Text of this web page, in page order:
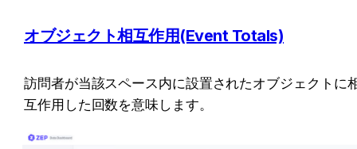
オブジェクト相互作用(Event Totals)
訪問者が当該スペース内に設置されたオブジェクトに
互作用した回数を意味します。